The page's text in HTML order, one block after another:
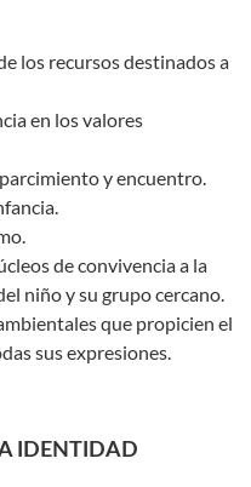
los recursos destinados a
en los valores
y encuentro.
de convivencia a la
niño y su grupo cercano.
que propicien el
sus expresiones.
IDENTIDAD